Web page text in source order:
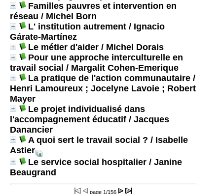
Familles pauvres et intervention en
réseau / Michel Born
L' institution autrement / Ignacio
Gárate-Martínez
Le métier d'aider / Michel Dorais
Pour une approche interculturelle en
travail social / Margalit Cohen-Emerique
La pratique de l'action communautaire /
Henri Lamoureux ; Jocelyne Lavoie ; Robert
Mayer
Le projet individualisé dans
l'accompagnement éducatif / Jacques
Danancier
A quoi sert le travail social ? / Isabelle
Astier
Le service social hospitalier / Janine
Beaugrand
page 1/156